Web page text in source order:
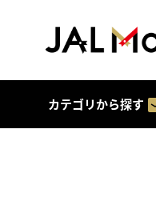
カテゴリから探す